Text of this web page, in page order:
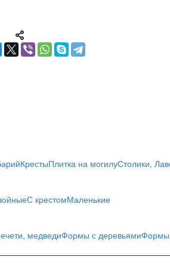
КрестыПлитка на могилуСтолики,
С крестомМаленькие
медведиФормы с деревьямиФормы